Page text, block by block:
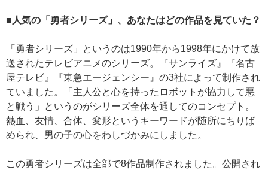
■人気の「勇者シリーズ」、あなたはどの作品を見ていた？
「勇者シリーズ」というのは1990年から1998年にかけて放
送されたテレビアニメのシリーズ。『サンライズ』『名古
屋テレビ』『東急エージェンシー』の3社によって制作され
ていました。「主人公と心を持ったロボットが協力して悪
と戦う」というのがシリーズ全体を通してのコンセプト。
熱血、友情、合体、変形というキーワードが随所にちりば
められ、男の子の心をわしづかみにしました。
この勇者シリーズは全部で8作品制作されました。公開され